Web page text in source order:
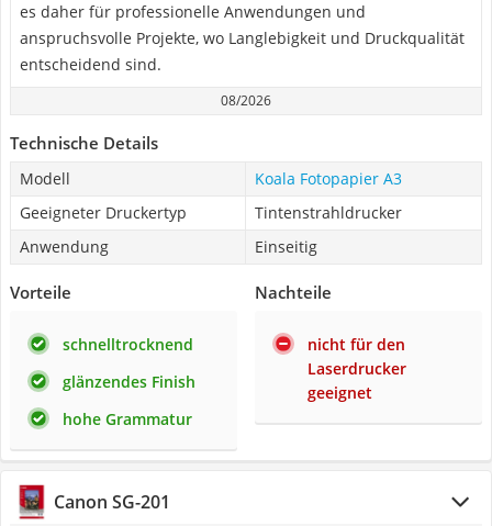
es daher für professionelle Anwendungen und
anspruchsvolle Projekte, wo Langlebigkeit und Druckqualität
entscheidend sind.
08/2026
Technische Details
Modell
Koala Fotopapier A3
Geeigneter Druckertyp
Tintenstrahldrucker
Anwendung
Einseitig
Vorteile
schnelltrocknend
glänzendes Finish
hohe Grammatur
Nachteile
nicht für den
Laserdrucker
geeignet
Canon SG-201